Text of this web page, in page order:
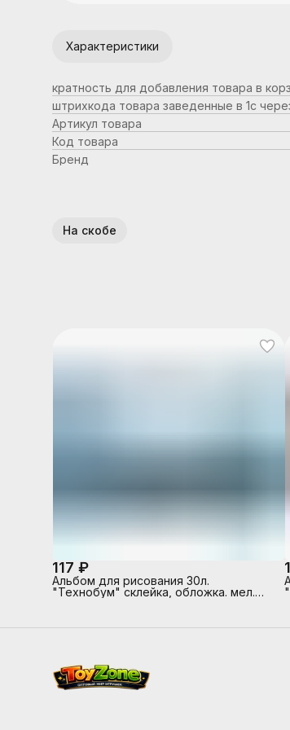
Характеристики
кратность для добавления товара в
штрихкода товара заведенные в 1с
Артикул товара
Код товара
Бренд
На скобе
117 ₽
Альбом для рисования 30л.
"Технобум" склейка, обложка. мел.